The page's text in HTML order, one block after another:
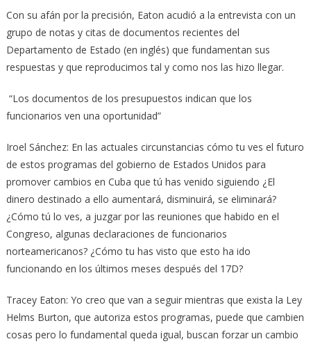
Con su afán por la precisión, Eaton acudió a la entrevista con un
grupo de notas y citas de documentos recientes del
Departamento de Estado (en inglés) que fundamentan sus
respuestas y que reproducimos tal y como nos las hizo llegar.
“Los documentos de los presupuestos indican que los
funcionarios ven una oportunidad”
Iroel Sánchez: En las actuales circunstancias cómo tu ves el futuro
de estos programas del gobierno de Estados Unidos para
promover cambios en Cuba que tú has venido siguiendo ¿El
dinero destinado a ello aumentará, disminuirá, se eliminará?
¿Cómo tú lo ves, a juzgar por las reuniones que habido en el
Congreso, algunas declaraciones de funcionarios
norteamericanos? ¿Cómo tu has visto que esto ha ido
funcionando en los últimos meses después del 17D?
Tracey Eaton: Yo creo que van a seguir mientras que exista la Ley
Helms Burton, que autoriza estos programas, puede que cambien
cosas pero lo fundamental queda igual, buscan forzar un cambio